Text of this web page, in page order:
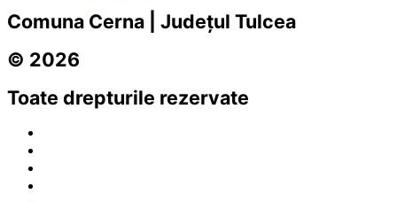
Comuna Cerna | Județul Tulcea
© 2026
Toate drepturile rezervate